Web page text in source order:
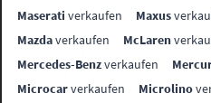
Maserati verkaufen Maxus
Mazdaverkaufen McLaren
Mercedes-Benzverkaufen
Microcarverkaufen Microlino